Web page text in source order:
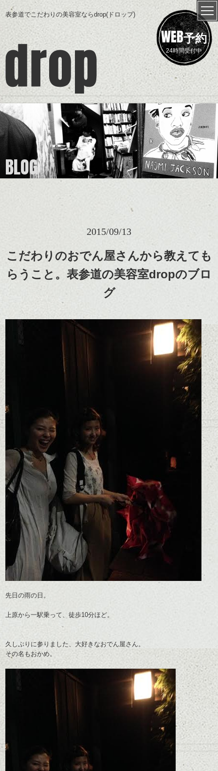
表参道でこだわりの美容室ならdrop(ドロップ)
WEB予約
24時間受付中
BLOG
2015/09/13
こだわりのおでん屋さんから教えても
らうこと。表参道の美容室dropのブロ
グ
先日の雨の日。
上原から一駅乗って、徒歩10分ほど。
久しぶりに参りました、大好きなおでん屋さん。
その名もおかめ。